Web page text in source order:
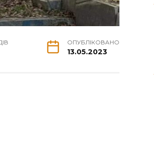
ОПУБЛІКОВАНО
13.05.2023